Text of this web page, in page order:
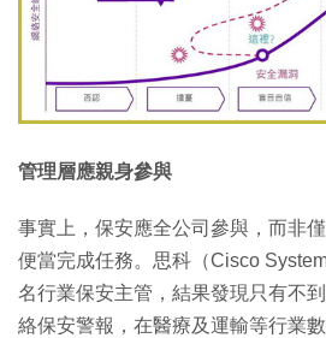
管理層應親身參與
事實上，保安應全公司參與，而非
便當完成任務。思科（Cisco
名行業保安主管，結果發現只有不
絡保安警報，在醫療及運輸等行業